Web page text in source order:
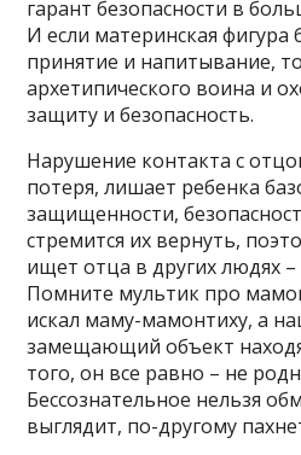
гарант безопасности в
И если материнская фигура
принятие и напитывание,
архетипического воина и
защиту и безопасность.
Нарушение контакта с
потеря, лишает ребенка
защищенности,
стремится их вернуть,
ищет отца в других людях
Помните мультик про
искал маму-мамонтиху, а
замещающий объект
того, он все равно – не
Бессознательное нельзя
выглядит, по-другому